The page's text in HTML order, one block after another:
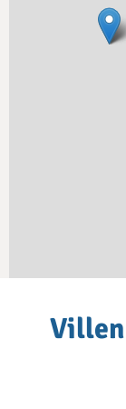
Villen